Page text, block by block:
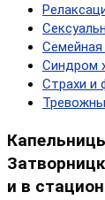
Семейная
Синдром
Страхи и
и в